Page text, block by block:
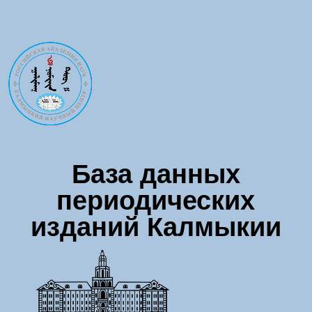
База данных
периодических
изданий Калмыкии